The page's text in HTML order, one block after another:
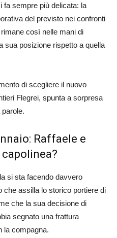
fa sempre più delicata: la
del previsto nei confronti
così nelle mani di
sua posizione rispetto a quella
di scegliere il nuovo
Flegrei, spunta a sorpresa
Raffaele e
si sta facendo davvero
che assilla lo storico portiere di
che la sua decisione di
segnato una frattura
la compagna.